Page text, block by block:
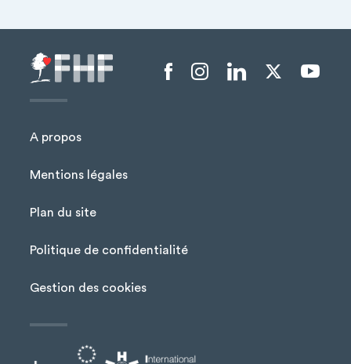
Menu Pied de page
A propos
Mentions légales
Plan du site
Politique de confidentialité
Gestion des cookies
Menu liens sociaux